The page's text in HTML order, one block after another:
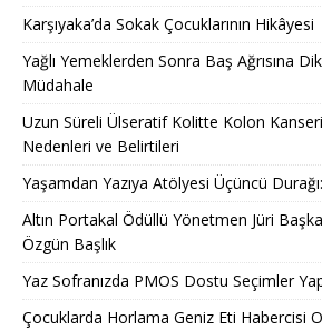
Karşıyaka’da Sokak Çocuklarının Hikâyesi
Yağlı Yemeklerden Sonra Baş Ağrısına
Müdahale
Uzun Süreli Ülseratif Kolitte Kolon Kanseri
Nedenleri ve Belirtileri
Yaşamdan Yazıya Atölyesi Üçüncü
Altın Portakal Ödüllü Yönetmen Jüri
Özgün Başlık
Yaz Sofranızda PMOS Dostu Seçimler
Çocuklarda Horlama Geniz Eti Habercisi